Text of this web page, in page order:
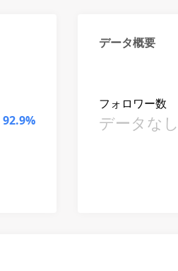
92.9%
データ概要
フォロワー数
データなし